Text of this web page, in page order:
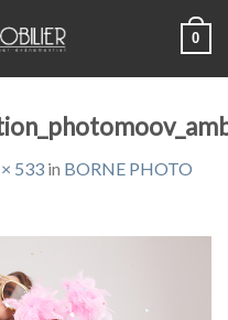
0
533 in BORNE PHOTO